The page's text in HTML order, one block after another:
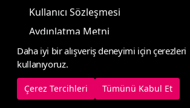
Kullanıcı Sözleşmesi
Aydınlatma Metni
© 2025 ElbiseBul -Her Hakkı Saklıdır
Daha iyi bir alışveriş deneyimi için çerezleri
kullanıyoruz.
Çerez Tercihleri Tümünü Kabul Et